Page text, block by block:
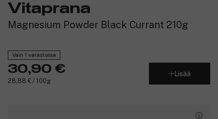
Vitaprana
Magnesium Powder Black Currant 210g
Vain 1 varastossa
30,90 €
28,88 € / 100g
Lisää